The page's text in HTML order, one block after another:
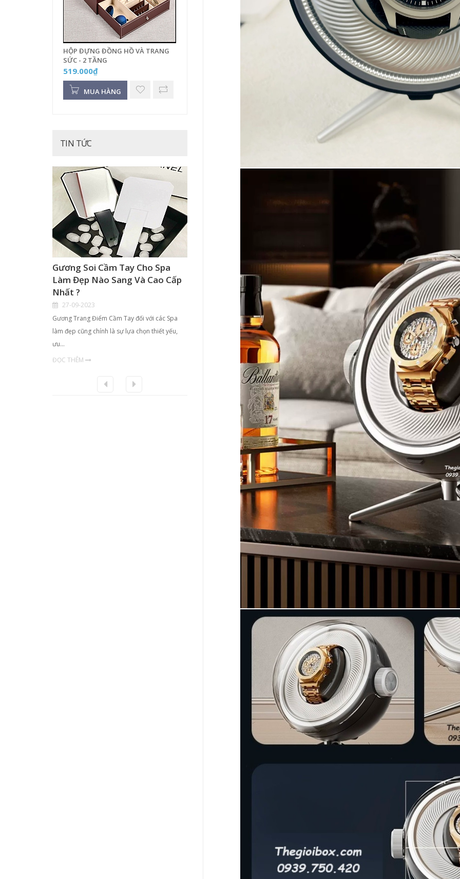
HỘP ĐỰNG ĐỒNG HỒ VÀ TRANG
SỨC - 2 TẦNG
519.000₫
MUA HÀNG
TIN TỨC
Gương Soi Cầm Tay Cho Spa
Làm Đẹp Nào Sang Và Cao Cấp
Nhất ?
27-09-2023
Gương Trang Điểm Cầm Tay đối với các Spa
làm đẹp cũng chính là sự lựa chọn thiết yếu,
ưu…
ĐỌC THÊM
Hộp Khay Kệ Đựng Đồ Trang
Điểm - Mỹ Phẩm Đẹp Sang
TPHCM - Trang 2
21-09-2023
- Với nhu cầu làm đẹp ngày càng nhiều của các
chị em phụ nữ thì việc mỗi cá nhân…
Bán Hộp Đựng Đồng Hồ
Hộp Đựng Trang Sức -
bằng Da, bằng Gỗ tại
01-04-2026
Hãy bảo về những chiếc đồng hồ
bạn bằng Hộp Đựng Đồng Hồ Đeo
cấp.…
ĐỌC THÊM